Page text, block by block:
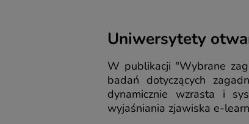
Uniwersytety
W publikacji "Wybrane
badań dotyczących
dynamicznie wzrasta i
wyjaśniania zjawiska e-